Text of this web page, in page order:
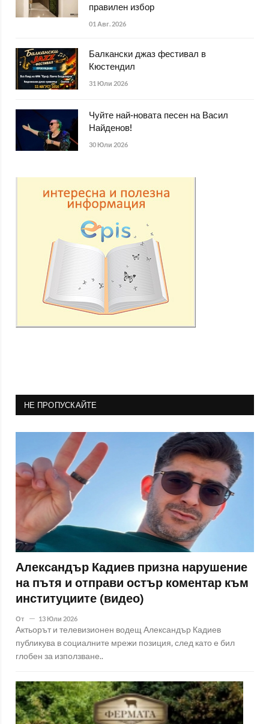
правилен избор
01 Авг. 2026
Балкански джаз фестивал в
Кюстендил
31 Юли 2026
Чуйте най-новата песен на Васил
Найденов!
30 Юли 2026
НЕ ПРОПУСКАЙТЕ
Александър Кадиев призна нарушение
на пътя и отправи остър коментар към
институциите (видео)
От 13 Юли 2026
Актьорът и телевизионен водещ Александър Кадиев
публикува в социалните мрежи позиция, след като е бил
глобен за използване..